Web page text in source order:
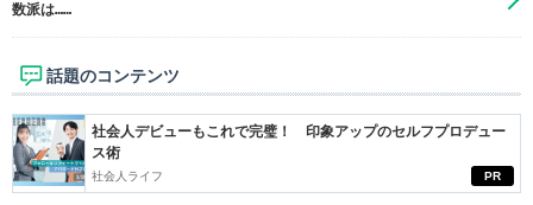
数派は……
話題のコンテンツ
PR
社会人デビューもこれで完璧！ 印象アップのセルフプロデュー
ス術
社会人ライフ